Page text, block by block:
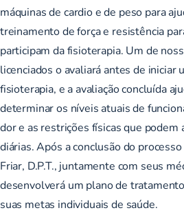
máquinas de cardio e de peso para
treinamento de força e resistência
participam da fisioterapia. Um de
licenciados o avaliará antes de iniciar
fisioterapia, e a avaliação concluída
determinar os níveis atuais de
dor e as restrições físicas que podem
diárias. Após a conclusão do processo
Friar, D.P.T., juntamente com seus
desenvolverá um plano de
suas metas individuais de saúde.